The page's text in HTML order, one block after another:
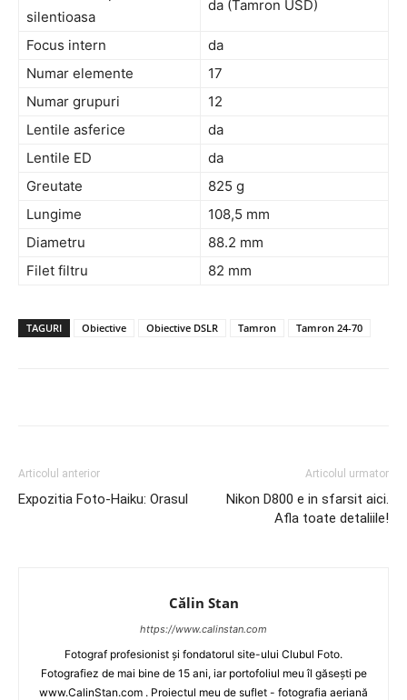
silentioasa
da (Tamron USD)
Focus intern
da
Numar elemente
17
Numar grupuri
12
Lentile asferice
da
Lentile ED
da
Greutate
825 g
Lungime
108,5 mm
Diametru
88.2 mm
Filet filtru
82 mm
TAGURI Obiective Obiective DSLR Tamron Tamron 24-70
Articolul anterior
Expozitia Foto-Haiku: Orasul
Articolul urmator
Nikon D800 e in sfarsit aici.
Afla toate detaliile!
Călin Stan
https://www.calinstan.com
Fotograf profesionist și fondatorul site-ului Clubul Foto.
Fotografiez de mai bine de 15 ani, iar portofoliul meu îl găsești pe
www.CalinStan.com . Proiectul meu de suflet - fotografia aeriană